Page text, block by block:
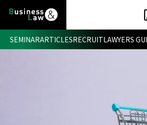
SEMINARARTICLESRECRUITLAWYERS